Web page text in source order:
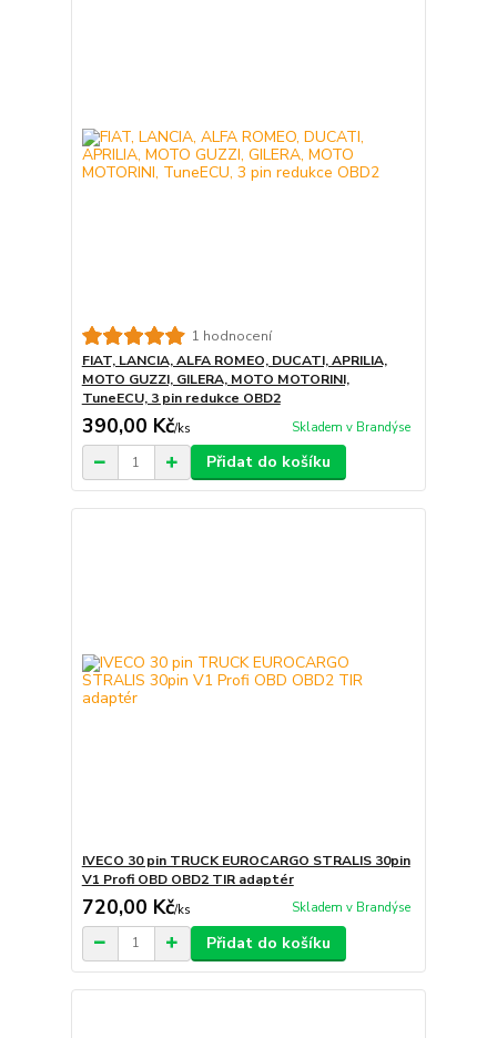
1 hodnocení
FIAT, LANCIA, ALFA ROMEO, DUCATI, APRILIA,
MOTO GUZZI, GILERA, MOTO MOTORINI,
TuneECU, 3 pin redukce OBD2
390,00 Kč/ks Skladem v Brandýse
Přidat do košíku
IVECO 30 pin TRUCK EUROCARGO STRALIS 30pin
V1 Profi OBD OBD2 TIR adaptér
720,00 Kč/ks Skladem v Brandýse
Přidat do košíku